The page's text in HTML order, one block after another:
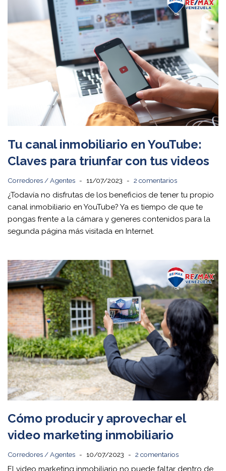
Tu canal inmobiliario en YouTube:
Claves para triunfar con tus videos
Corredores / Agentes 11/07/2023 2 comentarios
¿Todavía no disfrutas de los beneficios de tener tu propio
canal inmobiliario en YouTube? Ya es tiempo de que te
pongas frente a la cámara y generes contenidos para la
segunda página más visitada en Internet.
Cómo producir y aprovechar el
video marketing inmobiliario
Corredores / Agentes 10/07/2023 2 comentarios
El video marketing inmobiliario no puede faltar dentro de